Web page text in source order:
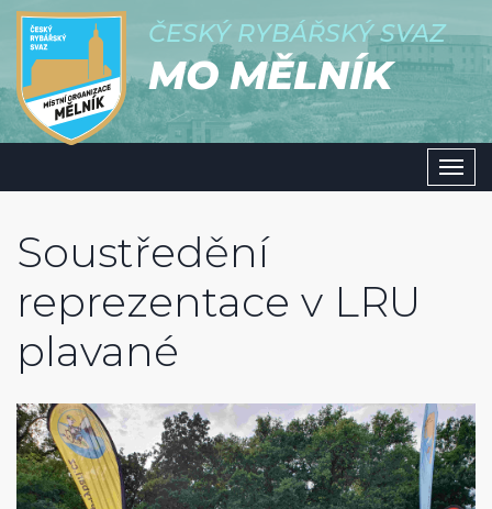
ČESKÝ RYBÁŘSKÝ SVAZ
MO MĚLNÍK
Soustředění
reprezentace v LRU
plavané